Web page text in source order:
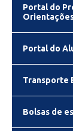
Portal do
Portal do
Transporte
Bolsas de